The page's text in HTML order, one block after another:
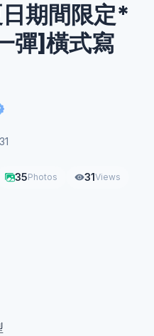
期間限定*
彈]橫式寫
35Photos 31Views